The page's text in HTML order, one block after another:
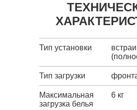
Тип установки
Тип загрузки
Максимальная
загрузка белья
6 кг